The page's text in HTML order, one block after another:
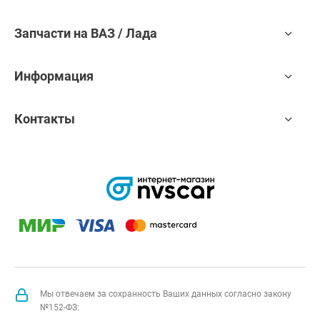
Запчасти на ВАЗ / Лада
Информация
Контакты
Мы отвечаем за сохранность Ваших данных согласно закону
№152-ФЗ: